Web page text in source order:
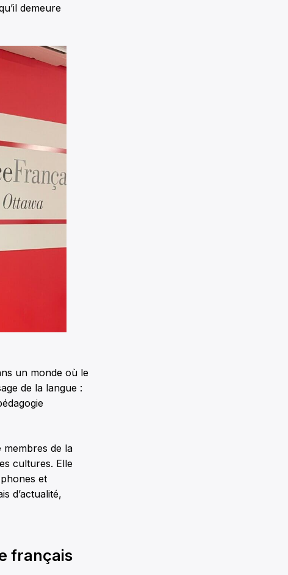
demeure
un monde où le
de la langue :
membres de la
cultures. Elle
et
d’actualité,
français